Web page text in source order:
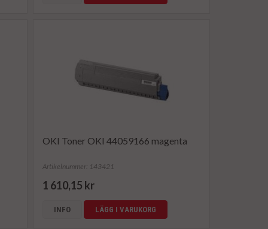
OKI Toner OKI 44059166 magenta
Artikelnummer: 143421
1 610,15 kr
INFO LÄGG I VARUKORG